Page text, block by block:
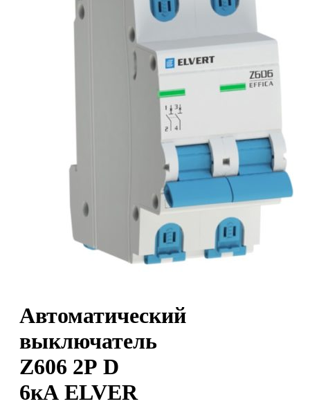
Автоматический
выключатель
Z606 2Р D
6кА ELVER